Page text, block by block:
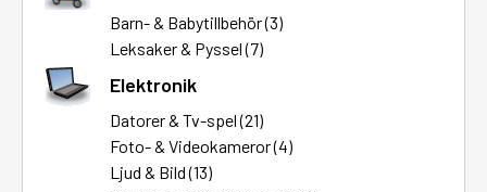
Barn- & Babytillbehör (3)
Leksaker & Pyssel (7)
Elektronik
Datorer & Tv-spel (21)
Foto- & Videokameror (4)
Ljud & Bild (13)